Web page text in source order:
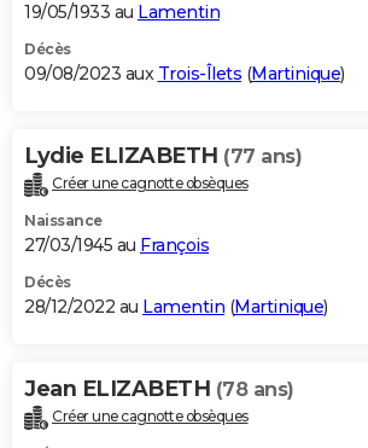
19/05/1933 au Lamentin
Décès
09/08/2023 aux Trois-Îlets (Martinique)
Lydie ELIZABETH (77 ans)
Créer une cagnotte obsèques
Naissance
27/03/1945 au François
Décès
28/12/2022 au Lamentin (Martinique)
Jean ELIZABETH (78 ans)
Créer une cagnotte obsèques